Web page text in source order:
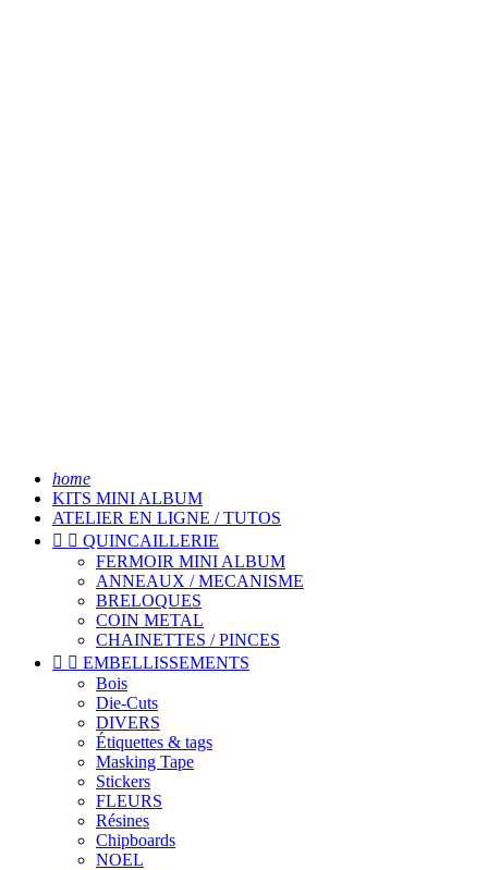
home
KITS MINI ALBUM
ATELIER EN LIGNE / TUTOS
  QUINCAILLERIE
FERMOIR MINI ALBUM
ANNEAUX / MECANISME
BRELOQUES
COIN METAL
CHAINETTES / PINCES
  EMBELLISSEMENTS
Bois
Die-Cuts
DIVERS
Étiquettes & tags
Masking Tape
Stickers
FLEURS
Résines
Chipboards
NOEL